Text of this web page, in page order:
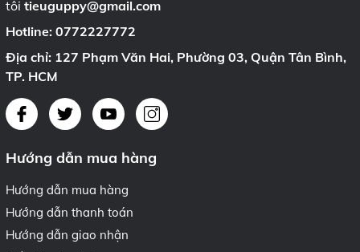
tôi tieuguppy@gmail.com
Hotline: 0772227772
Địa chỉ: 127 Phạm Văn Hai, Phường 03, Quận Tân Bình,
TP. HCM
Hướng dẫn mua hàng
Hướng dẫn mua hàng
Hướng dẫn thanh toán
Hướng dẫn giao nhận